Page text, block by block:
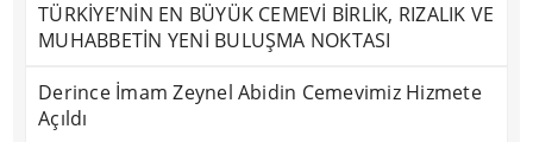
TÜRKİYE’NİN EN BÜYÜK CEMEVİ BİRLİK, RIZALIK VE
MUHABBETİN YENİ BULUŞMA NOKTASI
Derince İmam Zeynel Abidin Cemevimiz Hizmete
Açıldı